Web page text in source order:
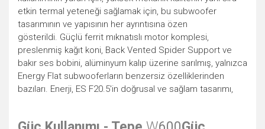
etkin termal yeteneği sağlamak için, bu subwoofer
tasarımının ve yapısının her ayrıntısına özen
gösterildi. Güçlü ferrit mıknatıslı motor komplesi,
preslenmiş kağıt koni, Back Vented Spider Support ve
bakır ses bobini, alüminyum kalıp üzerine sarılmış, yalnızca
Energy Flat subwooferların benzersiz özelliklerinden
bazıları. Enerji, ES F20.5'in doğrusal ve sağlam tasarımı,